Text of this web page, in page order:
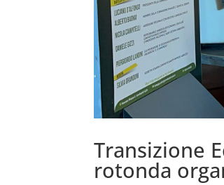
Transizione
rotonda